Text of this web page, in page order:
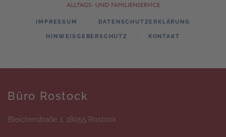
IMPRESSUM DATENSCHUTZERKLÄRUNG
HINWEISGEBERSCHUTZ KONTAKT
Büro Rostock
Bleicherstraße 1, 18055 Rostock